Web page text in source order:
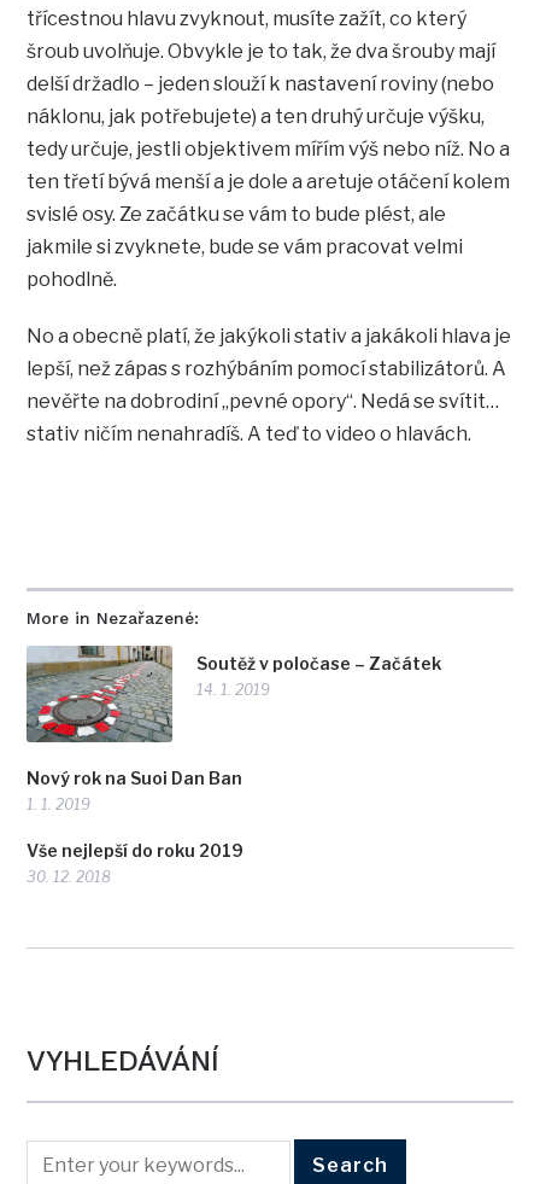
More in Nezařazené:
Soutěž v poločase – Začátek
14. 1. 2019
Nový rok na Suoi Dan Ban
1. 1. 2019
Vše nejlepší do roku 2019
30. 12. 2018
třícestnou hlavu zvyknout, musíte zažít, co který
šroub uvolňuje. Obvykle je to tak, že dva šrouby mají
delší držadlo – jeden slouží k nastavení roviny (nebo
náklonu, jak potřebujete) a ten druhý určuje výšku,
tedy určuje, jestli objektivem mířím výš nebo níž. No a
ten třetí bývá menší a je dole a aretuje otáčení kolem
svislé osy. Ze začátku se vám to bude plést, ale
jakmile si zvyknete, bude se vám pracovat velmi
pohodlně.
No a obecně platí, že jakýkoli stativ a jakákoli hlava je
lepší, než zápas s rozhýbáním pomocí stabilizátorů. A
nevěřte na dobrodiní „pevné opory“. Nedá se svítit…
stativ ničím nenahradíš. A teď to video o hlavách.
VYHLEDÁVÁNÍ